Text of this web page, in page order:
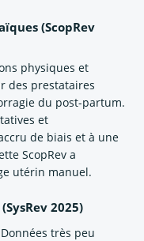
(ScopRev
physiques et
des prestataires
du post-partum.
et
de biais et à une
ScopRev a
utérin manuel.
2025)
très peu